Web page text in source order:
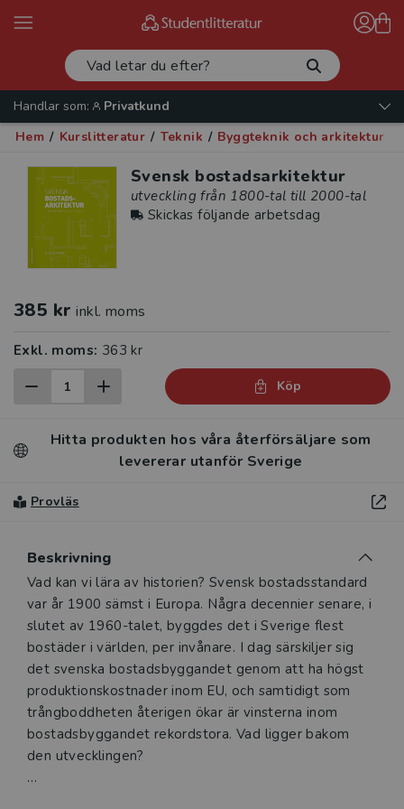
Handlar som:
Privatkund
Hem / Kurslitteratur / Teknik / Byggteknik och arkitektur
Svensk bostadsarkitektur
utveckling från 1800-tal till 2000-tal
Skickas följande arbetsdag
385 kr inkl. moms
Exkl. moms: 363 kr
Köp
Hitta produkten hos våra återförsäljare som
levererar utanför Sverige
Provläs
Beskrivning
Beskrivning
Vad kan vi lära av historien? Svensk bostadsstandard
var år 1900 sämst i Europa. Några decennier senare, i
slutet av 1960-talet, byggdes det i Sverige flest
bostäder i världen, per invånare. I dag särskiljer sig
det svenska bostadsbyggandet genom att ha högst
produktionskostnader inom EU, och samtidigt som
trångboddheten återigen ökar är vinsterna inom
bostadsbyggandet rekordstora. Vad ligger bakom
den utvecklingen?